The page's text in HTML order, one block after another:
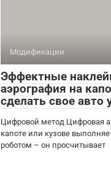
Модификации
Эффектные
аэрография на
сделать свое
Цифровой метод Цифровая
капоте или кузове
роботом – он просчитывает